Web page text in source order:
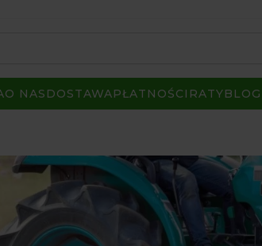
O NAS DOSTAWAPŁATNOŚCI RATYBLOG